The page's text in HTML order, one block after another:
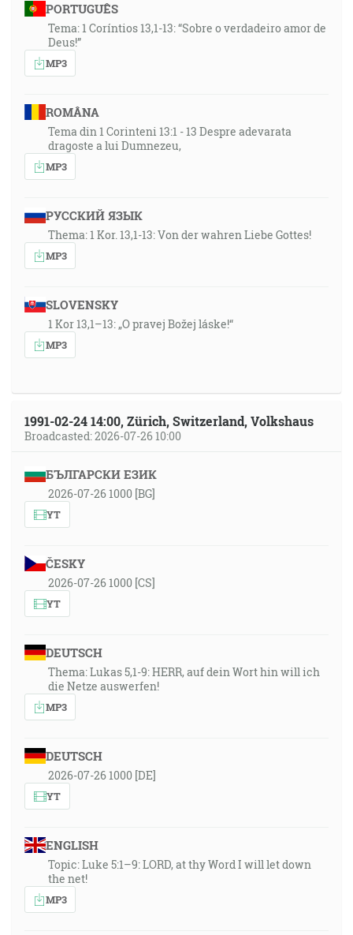
PORTUGUÊS
Tema: 1 Coríntios 13,1-13: “Sobre o verdadeiro amor de
Deus!”
MP3
ROMÂNA
Tema din 1 Corinteni 13:1 - 13 Despre adevarata
dragoste a lui Dumnezeu,
MP3
РУССКИЙ ЯЗЫК
Thema: 1 Kor. 13,1-13: Von der wahren Liebe Gottes!
MP3
SLOVENSKY
1 Kor 13,1–13: „O pravej Božej láske!“
MP3
1991-02-24 14:00, Zürich, Switzerland, Volkshaus
Broadcasted: 2026-07-26 10:00
БЪЛГАРСКИ ЕЗИК
2026-07-26 1000 [BG]
YT
ČESKY
2026-07-26 1000 [CS]
YT
DEUTSCH
Thema: Lukas 5,1-9: HERR, auf dein Wort hin will ich
die Netze auswerfen!
MP3
DEUTSCH
2026-07-26 1000 [DE]
YT
ENGLISH
Topic: Luke 5:1–9: LORD, at thy Word I will let down
the net!
MP3